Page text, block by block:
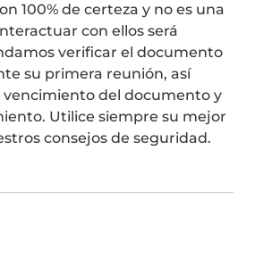
100% de certeza y no es una
con ellos será
verificar el documento
su primera reunión, así
vencimiento del documento y
Utilice siempre su mejor
consejos de seguridad.